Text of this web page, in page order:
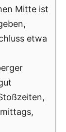
Mitte ist
etwa